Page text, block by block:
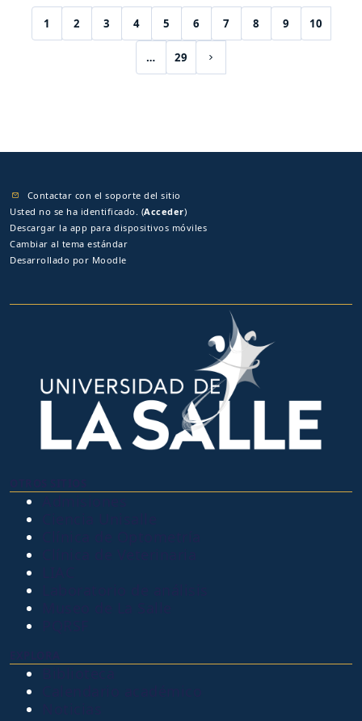
1
(current)
2 3 4 5 6 7 8 9 10
… 29
Contactar con el soporte del sitio
Usted no se ha identificado. (Acceder)
Descargar la app para dispositivos móviles
Cambiar al tema estándar
Desarrollado por Moodle